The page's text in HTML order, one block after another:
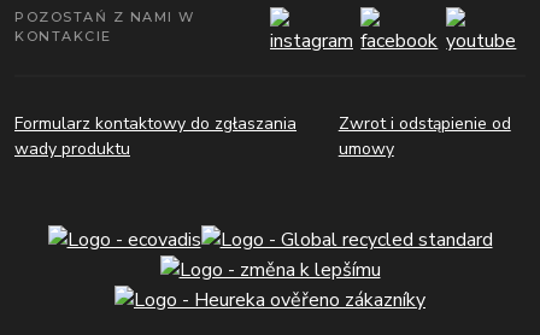
POZOSTAŃ Z NAMI W
KONTAKCIE
Formularz kontaktowy do zgłaszania
wady produktu
Zwrot i odstąpienie od
umowy